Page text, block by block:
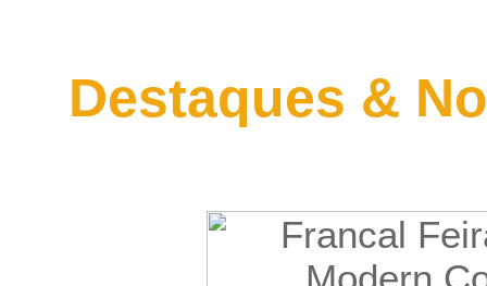
Destaques &